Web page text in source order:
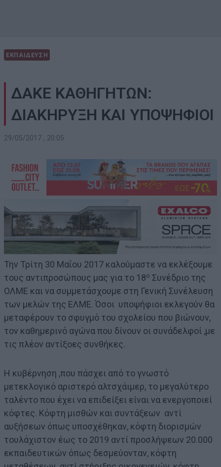
ΕΚΠΑΙΔΕΥΣΗ
ΔΑΚΕ ΚΑΘΗΓΗΤΩΝ:
ΔΙΑΚΗΡΥΞΗ ΚΑΙ ΥΠΟΨΗΦΙΟΙ
29/05/2017 , 20:05
Την Τρίτη 30 Μαΐου 2017 καλούμαστε να εκλέξουμε
τους αντιπροσώπους μας για το 18ο Συνέδριο της
ΟΛΜΕ και να συμμετάσχουμε στη Γενική Συνέλευση
των μελών της ΕΛΜΕ. Όσοι υποψήφιοι εκλεγούν θα
μεταφέρουν το σφυγμό του σχολείου που βιώνουν,
τον καθημερινό αγώνα που δίνουν οι συνάδελφοί ,με
τις πλέον αντίξοες συνθήκες.
Η κυβέρνηση ,που πάσχει από το γνωστό
μετεκλογικό αριστερό αλτσχάιμερ, το μεγαλύτερο
ταλέντο που έχει να επιδείξει είναι να ενεργοποιεί
κόφτες. Κόφτη μισθών και συντάξεων αντί
αυξήσεων όπως υποσχέθηκαν, κόφτη διορισμών
τουλάχιστον έως το 2019 αντί προσλήψεων 20.000
εκπαιδευτικών όπως δεσμεύονταν, κόφτη